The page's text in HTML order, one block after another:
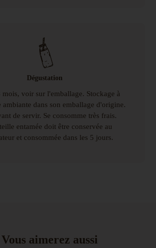
Dégustation
voir sur l'emballage. Stockage à
ambiante dans son emballage d'origine.
de servir. Se consomme très frais.
entamée doit être conservée au
et consommée dans les 5 jours.
Vous aimerez aussi